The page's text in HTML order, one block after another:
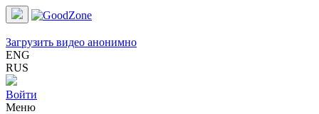
Загрузить видео анонимно
ENG
RUS
Войти
Меню